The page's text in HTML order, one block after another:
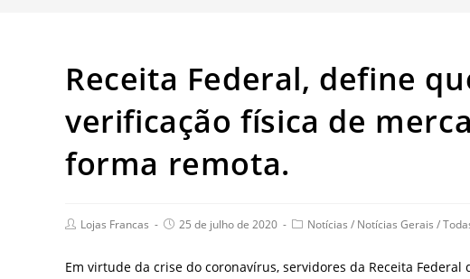
Receita Federal, define
verificação física de
forma remota.
PostLojas Francas
Post25 de julho de 2020
PostNotícias / Notícias Gerais /
Em virtude da crise do coronavírus, servidores da Receita